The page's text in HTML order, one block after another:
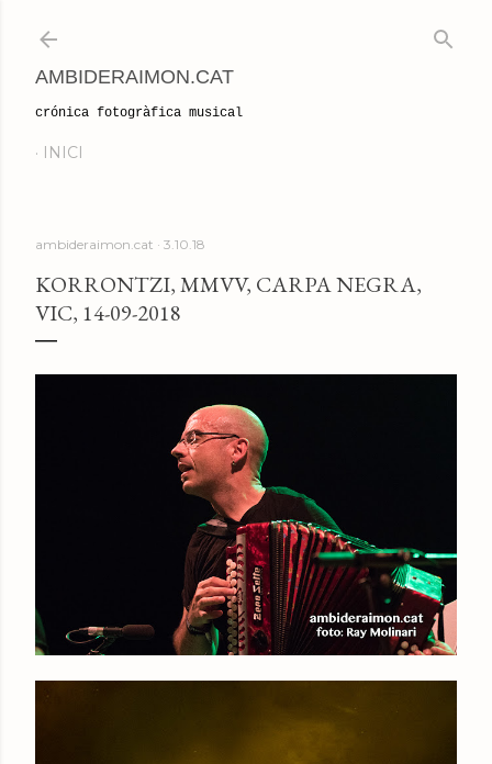
AMBIDERAIMON.CAT
crónica fotogràfica musical
INICI
ambideraimon.cat 3.10.18
KORRONTZI, MMVV, CARPA NEGRA,
VIC, 14-09-2018